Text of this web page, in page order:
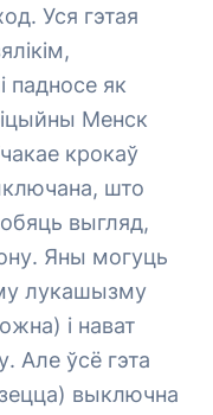
Уся гэтая
падносе як
Менск
крокаў
што
выгляд,
Яны могуць
лукашызму
і нават
Але ўсё гэта
выключна